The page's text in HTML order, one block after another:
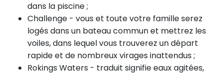
dans la piscine ;
Challenge - vous et toute votre famille serez
logés dans un bateau commun et mettrez les
voiles, dans lequel vous trouverez un départ
rapide et de nombreux virages inattendus ;
Rokings Waters - traduit signifie eaux agitées,